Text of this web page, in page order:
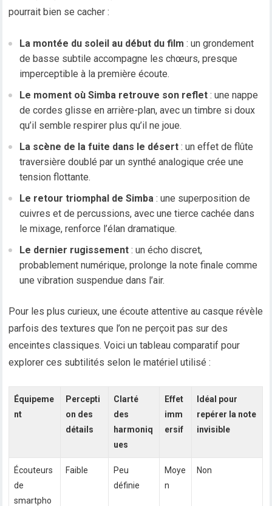
pourrait bien se cacher :
La montée du soleil au début du film : un grondement
de basse subtile accompagne les chœurs, presque
imperceptible à la première écoute.
Le moment où Simba retrouve son reflet : une nappe
de cordes glisse en arrière-plan, avec un timbre si doux
qu’il semble respirer plus qu’il ne joue.
La scène de la fuite dans le désert : un effet de flûte
traversière doublé par un synthé analogique crée une
tension flottante.
Le retour triomphal de Simba : une superposition de
cuivres et de percussions, avec une tierce cachée dans
le mixage, renforce l’élan dramatique.
Le dernier rugissement : un écho discret,
probablement numérique, prolonge la note finale comme
une vibration suspendue dans l’air.
Pour les plus curieux, une écoute attentive au casque révèle
parfois des textures que l’on ne perçoit pas sur des
enceintes classiques. Voici un tableau comparatif pour
explorer ces subtilités selon le matériel utilisé :
Équipeme
nt
Percepti
on des
détails
Clarté
des
harmoniq
ues
Effet
imm
ersif
Idéal pour
repérer la note
invisible
Écouteurs
de
smartpho
Faible
Peu
définie
Moye
n
Non